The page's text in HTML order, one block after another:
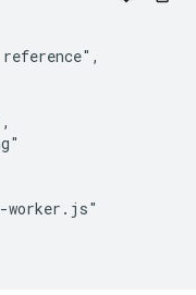
worker.js"